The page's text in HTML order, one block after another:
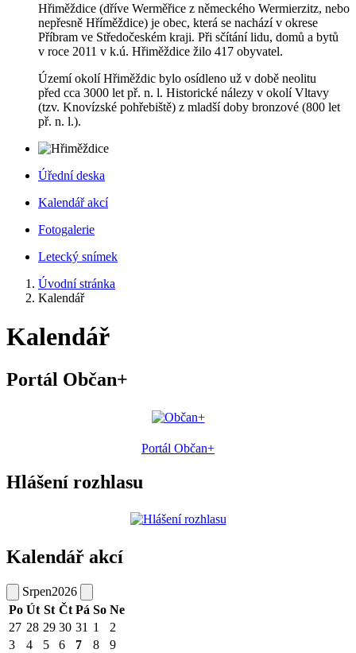
Hřiměždice (dříve Werměřice z německého Wermierzitz, nebo
nepřesně Hříměždice) je obec, která se nachází v okrese
Příbram ve Středočeském kraji. Při sčítání lidu, domů a bytů
v roce 2011 v k.ú. Hřiměždice žilo 417 obyvatel.
Území okolí Hřiměždic bylo osídleno už v době neolitu
před cca 3000 let př. n. l. Historické nálezy v okolí Vltavy
(tzv. Knovízské pohřebiště) z mladší doby bronzové (800 let
př. n. l.).
Úřední deska
Kalendář akcí
Fotogalerie
Letecký snímek
Úvodní stránka
Kalendář
Kalendář
Portál Občan+
Portál Občan+
Hlášení rozhlasu
Kalendář akcí
Srpen2026
Po Út St Čt Pá So Ne
27 28 29 30 31 1
2
3
4 5 6 7 8
9